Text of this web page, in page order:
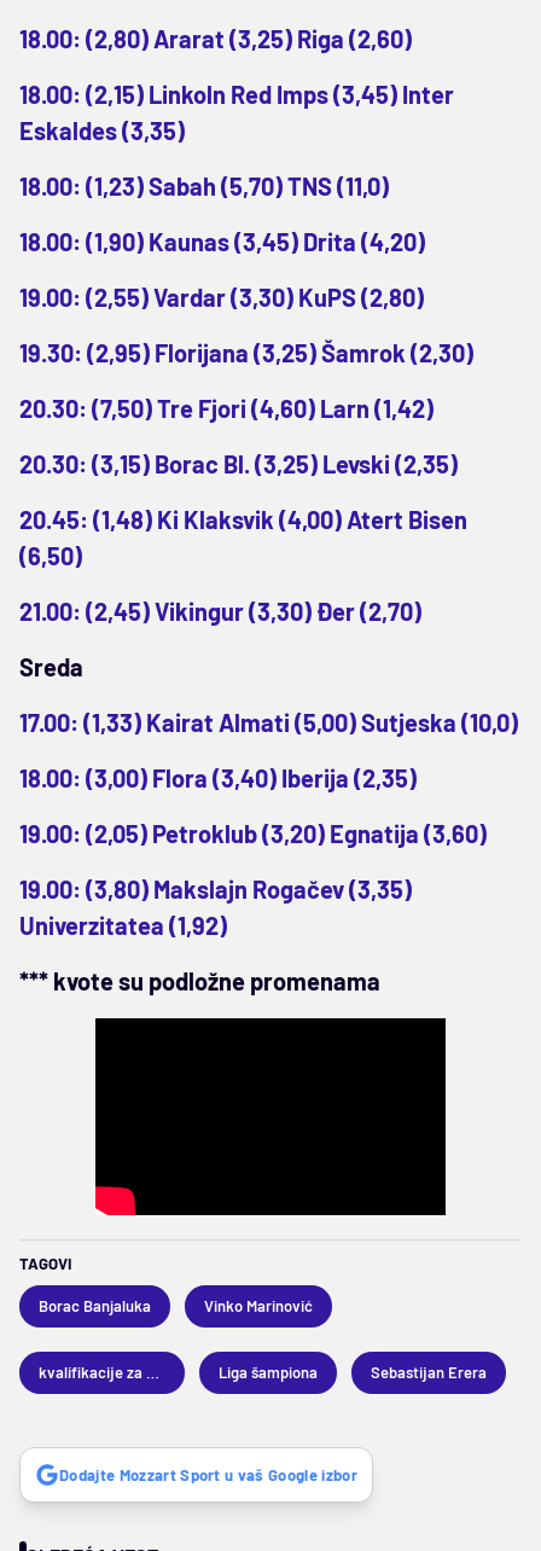
18.00: (2,80) Ararat (3,25) Riga (2,60)
18.00: (2,15) Linkoln Red Imps (3,45) Inter
Eskaldes (3,35)
18.00: (1,23) Sabah (5,70) TNS (11,0)
18.00: (1,90) Kaunas (3,45) Drita (4,20)
19.00: (2,55) Vardar (3,30) KuPS (2,80)
19.30: (2,95) Florijana (3,25) Šamrok (2,30)
20.30: (7,50) Tre Fjori (4,60) Larn (1,42)
20.30: (3,15) Borac Bl. (3,25) Levski (2,35)
20.45: (1,48) Ki Klaksvik (4,00) Atert Bisen
(6,50)
21.00: (2,45) Vikingur (3,30) Đer (2,70)
Sreda
17.00: (1,33) Kairat Almati (5,00) Sutjeska (10,0)
18.00: (3,00) Flora (3,40) Iberija (2,35)
19.00: (2,05) Petroklub (3,20) Egnatija (3,60)
19.00: (3,80) Makslajn Rogačev (3,35)
Univerzitatea (1,92)
*** kvote su podložne promenama
TAGOVI
Borac Banjaluka Vinko Marinović
Liga šampiona Sebastijan Erera
Dodajte Mozzart Sport u vaš Google izbor